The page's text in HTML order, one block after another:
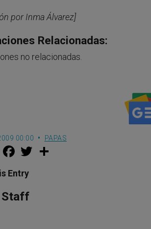
por Inma Álvarez]
Relacionadas:
no relacionadas.
00:00 PAPAS
M
e
s
e
g
e
F
a
e
b
o
k
w
Entry
Staff